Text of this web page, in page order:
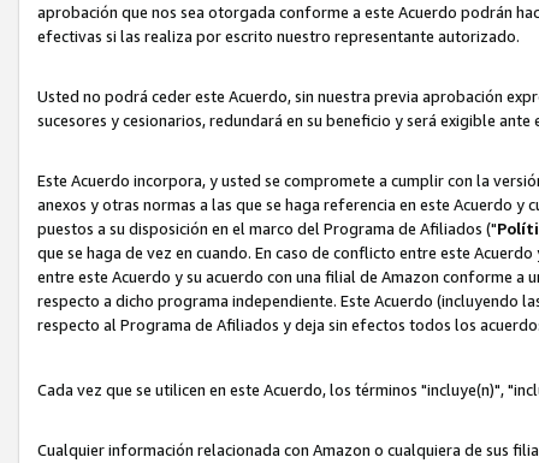
aprobación que nos sea otorgada conforme a este Acuerdo podrán
efectivas si las realiza por escrito nuestro representante autorizado.
Usted no podrá ceder este Acuerdo, sin nuestra previa aprobación
sucesores y cesionarios, redundará en su beneficio y será exigible
Este Acuerdo incorpora, y usted se compromete a cumplir con la
anexos y otras normas a las que se haga referencia en este Acuerdo
puestos a su disposición en el marco del Programa de Afiliados ("
que se haga de vez en cuando. En caso de conflicto entre este
entre este Acuerdo y su acuerdo con una filial de Amazon conforme
respecto a dicho programa independiente. Este Acuerdo (incluyendo
respecto al Programa de Afiliados y deja sin efectos todos los
Cada vez que se utilicen en este Acuerdo, los términos "incluye(n)",
Cualquier información relacionada con Amazon o cualquiera de sus